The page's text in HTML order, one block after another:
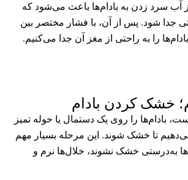
آب سرد زدن به بادام‌ها باعث می‌شود که
جدا شود. پس از آن، با فشار مختصر بین
را به راحتی از مغز آن جدا می‌کنیم.
خشک کردن بادام
بادام‌ها را روی یک دستمال یا حوله تمیز
تا خشک شوند. این مرحله بسیار مهم
به‌درستی خشک نشوند، خلال‌ها نرم و